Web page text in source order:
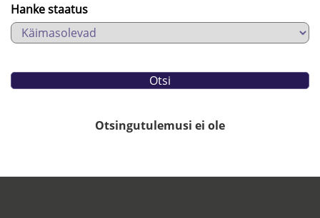
Hanke staatus
Otsingutulemusi ei ole